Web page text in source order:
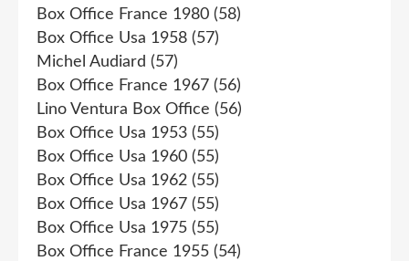
Box Office France 1980 (58)
Box Office Usa 1958 (57)
Michel Audiard (57)
Box Office France 1967 (56)
Lino Ventura Box Office (56)
Box Office Usa 1953 (55)
Box Office Usa 1960 (55)
Box Office Usa 1962 (55)
Box Office Usa 1967 (55)
Box Office Usa 1975 (55)
Box Office France 1955 (54)